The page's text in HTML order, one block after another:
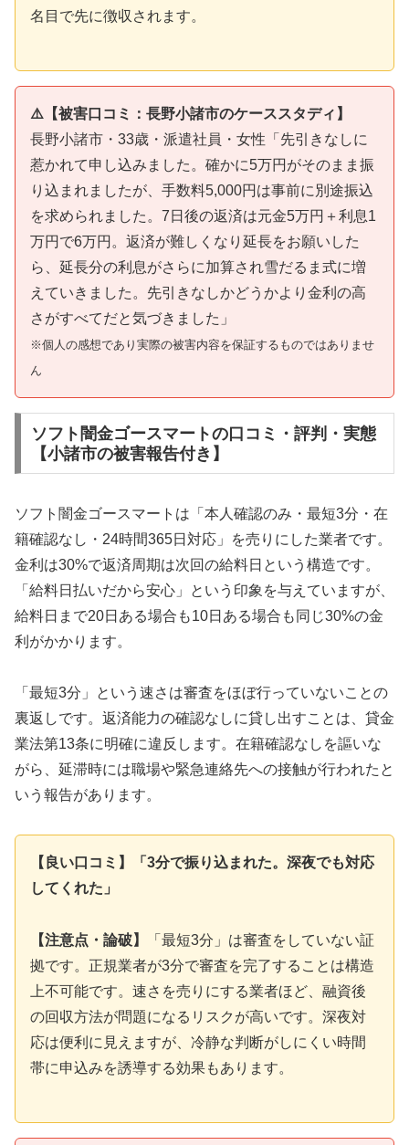
名目で先に徴収されます。
⚠️【被害口コミ：長野小諸市のケーススタディ】
長野小諸市・33歳・派遣社員・女性「先引きなしに
惹かれて申し込みました。確かに5万円がそのまま振
り込まれましたが、手数料5,000円は事前に別途振込
を求められました。7日後の返済は元金5万円＋利息1
万円で6万円。返済が難しくなり延長をお願いした
ら、延長分の利息がさらに加算され雪だるま式に増
えていきました。先引きなしかどうかより金利の高
さがすべてだと気づきました」
※個人の感想であり実際の被害内容を保証するものではありませ
ん
ソフト闇金ゴースマートの口コミ・評判・実態
【小諸市の被害報告付き】
ソフト闇金ゴースマートは「本人確認のみ・最短3分・在
籍確認なし・24時間365日対応」を売りにした業者です。
金利は30%で返済周期は次回の給料日という構造です。
「給料日払いだから安心」という印象を与えていますが、
給料日まで20日ある場合も10日ある場合も同じ30%の金
利がかかります。
「最短3分」という速さは審査をほぼ行っていないことの
裏返しです。返済能力の確認なしに貸し出すことは、貸金
業法第13条に明確に違反します。在籍確認なしを謳いな
がら、延滞時には職場や緊急連絡先への接触が行われたと
いう報告があります。
【良い口コミ】「3分で振り込まれた。深夜でも対応
してくれた」
【注意点・論破】
「最短3分」は審査をしていない証
拠です。正規業者が3分で審査を完了することは構造
上不可能です。速さを売りにする業者ほど、融資後
の回収方法が問題になるリスクが高いです。深夜対
応は便利に見えますが、冷静な判断がしにくい時間
帯に申込みを誘導する効果もあります。